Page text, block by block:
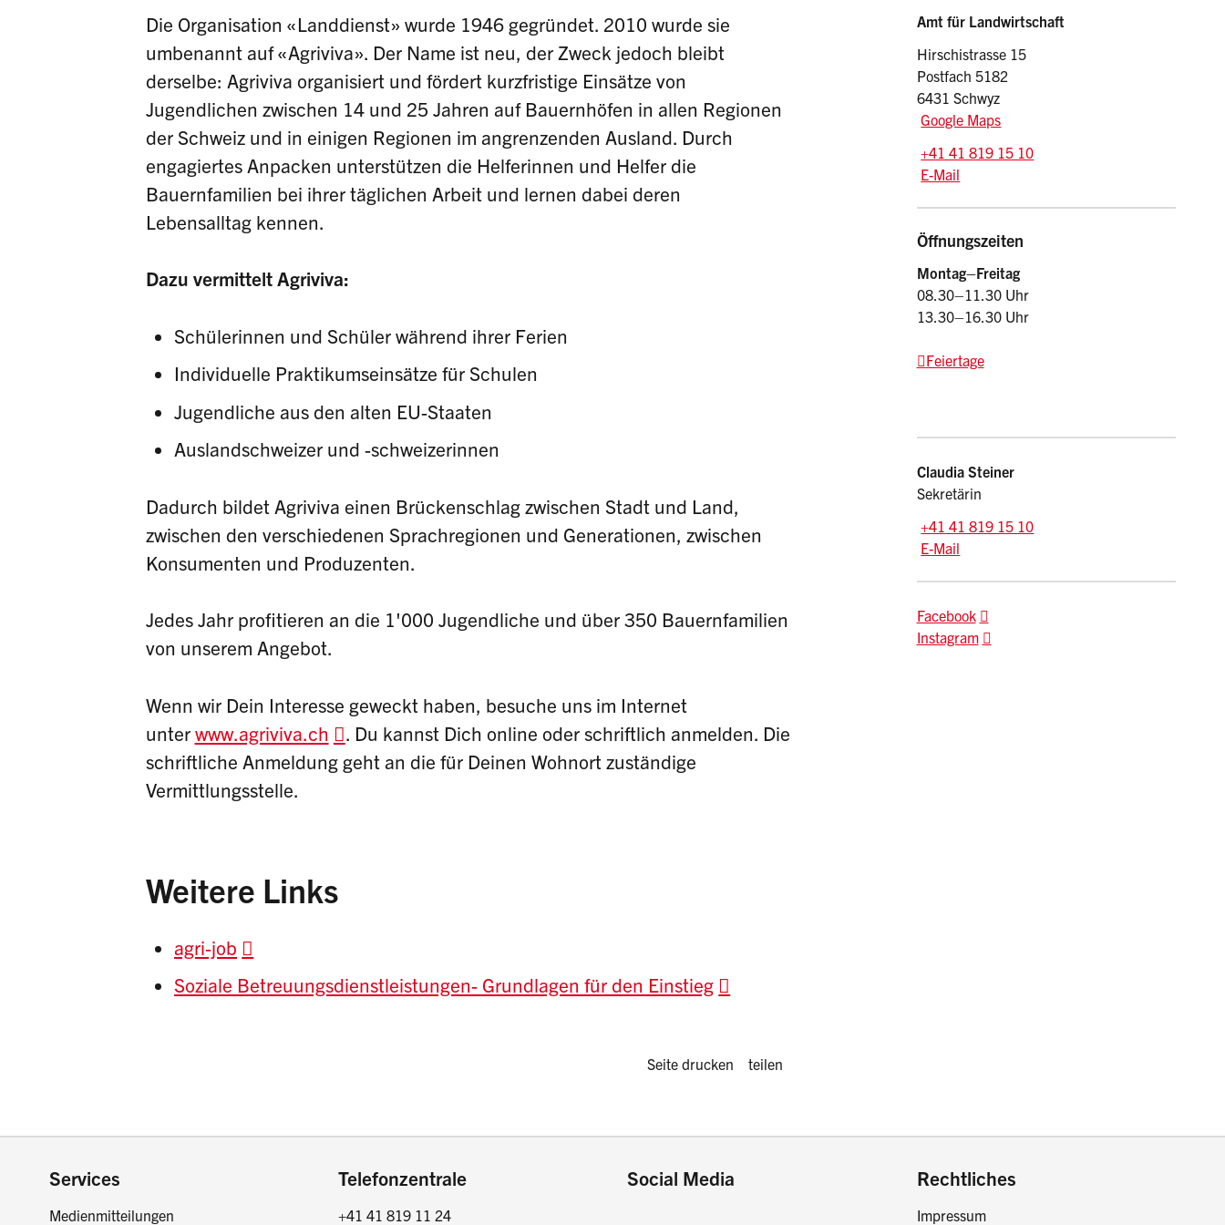
Die Organisation «Landdienst» wurde 1946 gegründet. 2010 wurde sie
umbenannt auf «Agriviva». Der Name ist neu, der Zweck jedoch bleibt
derselbe: Agriviva organisiert und fördert kurzfristige Einsätze von
Jugendlichen zwischen 14 und 25 Jahren auf Bauernhöfen in allen Regionen
der Schweiz und in einigen Regionen im angrenzenden Ausland. Durch
engagiertes Anpacken unterstützen die Helferinnen und Helfer die
Bauernfamilien bei ihrer täglichen Arbeit und lernen dabei deren
Lebensalltag kennen.
Dazu vermittelt Agriviva:
Schülerinnen und Schüler während ihrer Ferien
Individuelle Praktikumseinsätze für Schulen
Jugendliche aus den alten EU-Staaten
Auslandschweizer und -schweizerinnen
Dadurch bildet Agriviva einen Brückenschlag zwischen Stadt und Land,
zwischen den verschiedenen Sprachregionen und Generationen, zwischen
Konsumenten und Produzenten.
Jedes Jahr profitieren an die 1'000 Jugendliche und über 350 Bauernfamilien
von unserem Angebot.
Wenn wir Dein Interesse geweckt haben, besuche uns im Internet
unterwww.agriviva.ch
. Du kannst Dich online oder schriftlich anmelden. Die
schriftliche Anmeldung geht an die für Deinen Wohnort zuständige
Vermittlungsstelle.
Weitere Links
agri-job
Soziale Betreuungsdienstleistungen- Grundlagen für den Einstieg
Sidebar
Adresse
Amt für Landwirtschaft
Hirschistrasse 15
Postfach 5182
6431 Schwyz
Google Maps
Tel.:
+41 41 819 15 10
E-Mail: afl
E-Mail
Öffnungszeiten
Montag–Freitag
08.30–11.30 Uhr
13.30–16.30 Uhr
Feiertage
Claudia Steiner
Sekretärin
Tel.:
+41 41 819 15 10
E-Mail: claudia.steiner
E-Mail
Facebook
Instagram
Diese Seite drucken oder teilen:
Seite drucken teilen
Footer
Services
Medienmitteilungen
Telefonzentrale
+41 41 819 11 24
Social Media Rechtliches
Impressum